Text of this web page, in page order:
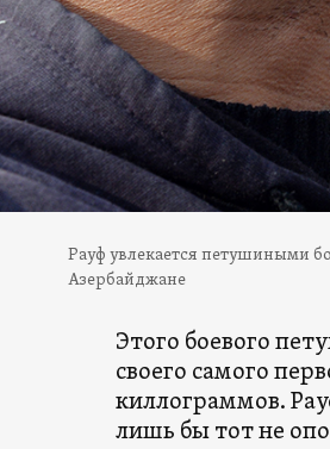
Рауф увлекается петушиными
Азербайджане
Этого боевого
своего самого
киллограммов.
лишь бы тот не